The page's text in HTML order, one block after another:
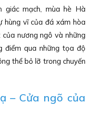
mạch, mùa hè Hà
hùng vĩ của đá xám hòa
nương ngô và những
điểm qua những tọa độ
thể bỏ lỡ trong chuyến
– Cửa ngõ của